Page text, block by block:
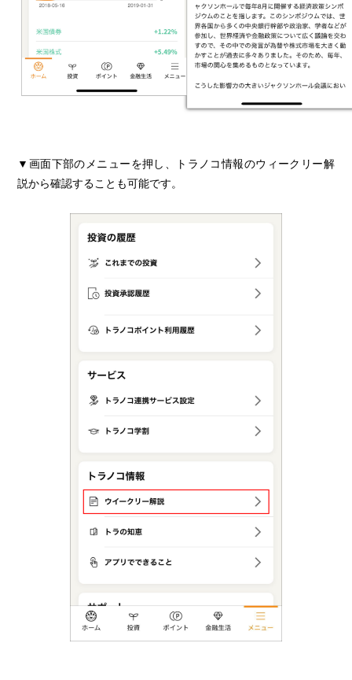
▼画面下部のメニューを押し、トラノコ情報のウィークリー解
説から確認することも可能です。